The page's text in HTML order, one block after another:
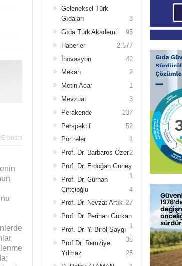
E-posta
Geleneksel Türk
Gıdaları
3
Gıda Türk Akademi
95
Haberler
2.577
İnovasyon
42
Mekan
2
Metin Acar
1
Mevzuat
3
Perakende
237
Perspektif
52
Portreler
1
Prof. Dr. Barbaros Özer2
Prof. Dr. Erdoğan Güneş
1
Prof. Dr. Gürhan
Çiftçioğlu
4
Prof. Dr. Nevzat Artık 27
Prof. Dr. Perihan Gürkan
1
Prof. Dr. Y. Birol Saygı
35
Prof.Dr. Remziye
Yılmaz
25